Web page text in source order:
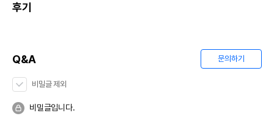
후기
Q&A 문의하기
비밀글 제외
비밀글입니다.